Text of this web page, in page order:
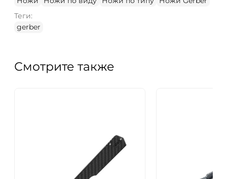
Теги:
gerber
Смотрите также